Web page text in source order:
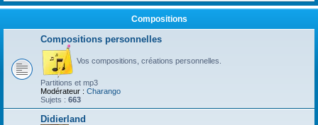
Compositions
Compositions personnelles
Vos compositions, créations personnelles.
Partitions et mp3
Modérateur : Charango
Sujets : 663
Didierland